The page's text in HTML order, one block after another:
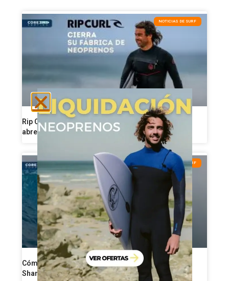
NOTICIAS DE SURF
Rip Curl reorganiza su producción de neoprenos y
abre una nueva etapa industrial
CONSEJOS DE SURF
Cómo perder grasa a partir de los 40: 8 reglas de
Shane Dorian para ponerse en forma